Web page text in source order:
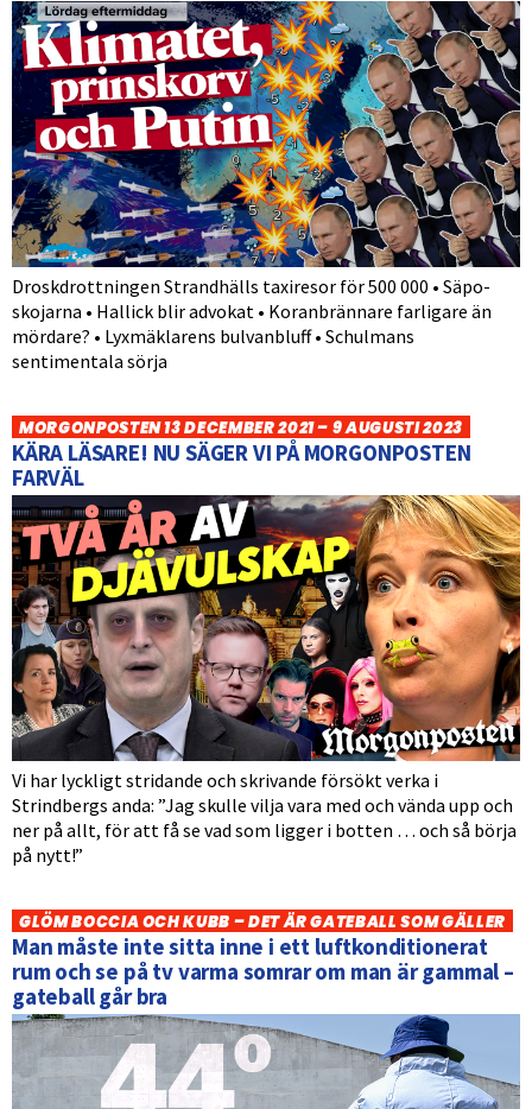
Droskdrottningen Strandhälls taxiresor för 500 000 • Säpo-
skojarna • Hallick blir advokat • Koranbrännare farligare än
mördare? • Lyxmäklarens bulvanbluff • Schulmans
sentimentala sörja
MORGONPOSTEN 13 DECEMBER 2021 – 9 AUGUSTI 2023
KÄRA LÄSARE! NU SÄGER VI PÅ MORGONPOSTEN
FARVÄL
Vi har lyckligt stridande och skrivande försökt verka i
Strindbergs anda: ”Jag skulle vilja vara med och vända upp och
ner på allt, för att få se vad som ligger i botten … och så börja
på nytt!”
GLÖM BOCCIA OCH KUBB – DET ÄR GATEBALL SOM GÄLLER
Man måste inte sitta inne i ett luftkonditionerat
rum och se på tv varma somrar om man är gammal –
gateball går bra